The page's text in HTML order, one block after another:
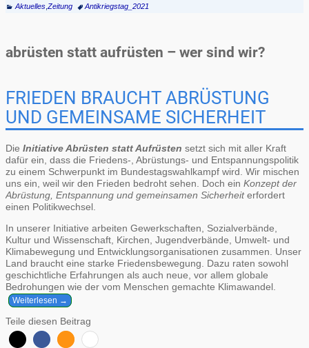
Aktuelles, Zeitung Antikriegstag_2021
abrüsten statt aufrüsten – wer sind wir?
FRIEDEN BRAUCHT ABRÜSTUNG
UND GEMEINSAME SICHERHEIT
Die Initiative Abrüsten statt Aufrüsten setzt sich mit aller Kraft
dafür ein, dass die Friedens-, Abrüstungs- und Entspannungspolitik
zu einem Schwerpunkt im Bundestagswahlkampf wird. Wir mischen
uns ein, weil wir den Frieden bedroht sehen. Doch ein Konzept der
Abrüstung, Entspannung und gemeinsamen Sicherheiterfordert
einen Politikwechsel.
In unserer Initiative arbeiten Gewerkschaften, Sozialverbände,
Kultur und Wissenschaft, Kirchen, Jugendverbände, Umwelt- und
Klimabewegung und Entwicklungsorganisationen zusammen. Unser
Land braucht eine starke Friedensbewegung. Dazu raten sowohl
geschichtliche Erfahrungen als auch neue, vor allem globale
Bedrohungen wie der vom Menschen gemachte Klimawandel.
Weiterlesen →
Teile diesen Beitrag